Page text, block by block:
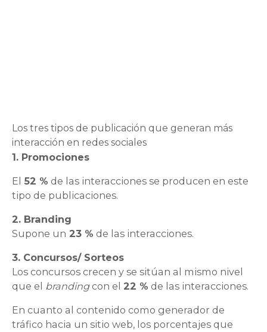
Los tres tipos de publicación que generan más
interacción en redes sociales
1. Promociones
El 52 % de las interacciones se producen en este
tipo de publicaciones.
2. Branding
Supone un 23 % de las interacciones.
3. Concursos/ Sorteos
Los concursos crecen y se sitúan al mismo nivel
que el brandingcon el 22 % de las interacciones.
En cuanto al contenido como generador de
tráfico hacia un sitio web, los porcentajes que